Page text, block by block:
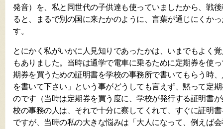
発音）を、私と同世代の子供達も使っていましたから、戦
ると、まるで別の国に来たかのように、言葉が通じにくか
す。
とにかく私がいかに人見知りであったかは、いまでもよく
もありました。当時は通学で電車に乗るために定期券を使
期券を買うための証明書を学校の事務所で書いてもらう時
を書いて下さい」という事がどうしても言えず、黙って定
のです（当時は定期券を買う度に、学校が発行する証明書
校の事務の人は、それで十分に察してくれて、すぐに証明
ですが、当時の私の大きな悩みは「大人になって、例えば